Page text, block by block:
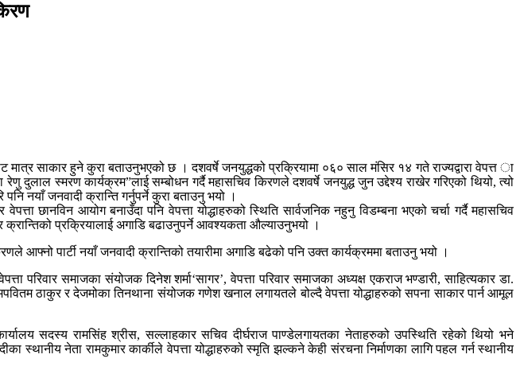
मात्र साकार हुने कुरा बताउनुभएको छ । दशवर्षे जनयुद्धको प्रक्रियामा ०६० साल मंसिर १४ गते राज्यद्वारा वेपत्त ा
दुलाल स्मरण कार्यक्रम”लाई सम्बोधन गर्दै महासचिव किरणले दशवर्षे जनयुद्ध जुन उद्देश्य राखेर गरिएको थियो, त्यो
नयाँ जनवादी क्रान्ति गर्नुपर्ने कुरा बताउनु भयो ।
छानविन आयोग बनाउँदा पनि वेपत्ता योद्धाहरुको स्थिति सार्वजनिक नहुनु विडम्बना भएको चर्चा गर्दै महासचिव
क्रान्तिको प्रक्रियालाई अगाडि बढाउनुपर्ने आवश्यकता औल्याउनुभयो ।
आफ्नो पार्टी नयाँ जनवादी क्रान्तिको तयारीमा अगाडि बढेको पनि उक्त कार्यक्रममा बताउनु भयो ।
परिवार समाजका संयोजक दिनेश शर्मा‘सागर’, वेपत्ता परिवार समाजका अध्यक्ष एकराज भण्डारी, साहित्यकार डा.
ठाकुर र देजमोका तिनथाना संयोजक गणेश खनाल लगायतले बोल्दै वेपत्ता योद्धाहरुको सपना साकार पार्न आमूल
सदस्य रामसिंह श्रीस, सल्लाहकार सचिव दीर्घराज पाण्डेलगायतका नेताहरुको उपस्थिति रहेको थियो भने
स्थानीय नेता रामकुमार कार्कीले वेपत्ता योद्धाहरुको स्मृति झल्कने केही संरचना निर्माणका लागि पहल गर्न स्थानीय